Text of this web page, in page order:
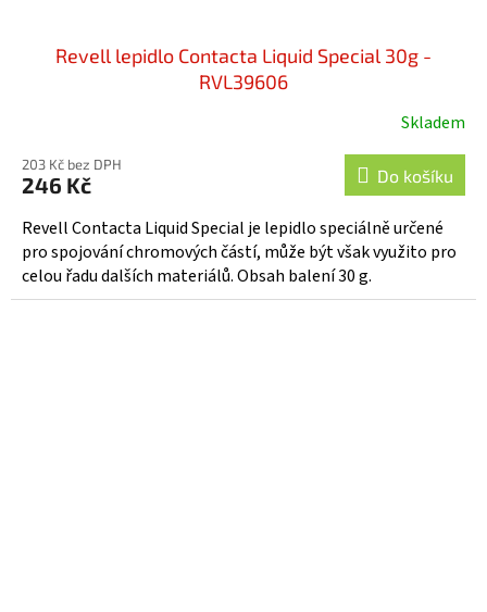
Revell lepidlo Contacta Liquid Special 30g -
RVL39606
Skladem
203 Kč bez DPH
246 Kč Do košíku
Revell Contacta Liquid Special je lepidlo speciálně určené
pro spojování chromových částí, může být však využito pro
celou řadu dalších materiálů. Obsah balení 30 g.